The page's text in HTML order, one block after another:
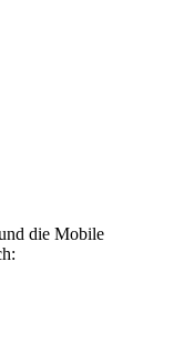
die Mobile